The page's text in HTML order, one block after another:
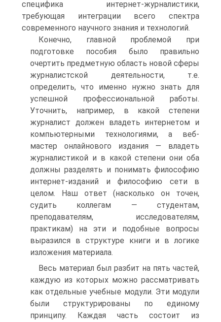
специфика интернет-журналистики,
требующая интеграции всего спектра
современного научного знания и технологий.
Конечно, главной проблемой при
подготовке пособия было правильно
очертить предметную область новой сферы
журналистской деятельности, т.е.
определить, что именно нужно знать для
успешной профессиональной работы.
Уточнить, например, в какой степени
журналист должен владеть интернетом и
компьютерными технологиями, а веб-
мастер онлайнового издания — владеть
журналистикой и в какой степени они оба
должны разделять и понимать философию
интернет-изданий и философию сети в
целом. Наш ответ (насколько он точен,
судить коллегам — студентам,
преподавателям, исследователям,
практикам) на эти и подобные вопросы
выразился в структуре книги и в логике
изложения материала.
Весь материал был разбит на пять частей,
каждую из которых можно рассматривать
как отдельные учебные модули. Эти модули
были структурированы по единому
принципу. Каждая часть состоит из